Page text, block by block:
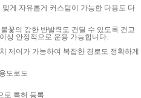
게 자유롭게 커스텀이 가능한 다용도 다
꽃의 강한 반발력도 견딜 수 있도록 견고
상 안정적으로 운용 가능합니다.
제어가 가능하여 복잡한 경로도 정확하게
도로도
로 특허 등록